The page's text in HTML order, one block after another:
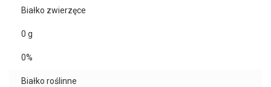
Białko zwierzęce
0 g
0%
Białko roślinne